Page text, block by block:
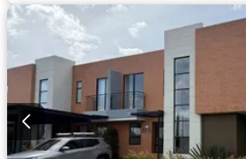
Closet
Sauna